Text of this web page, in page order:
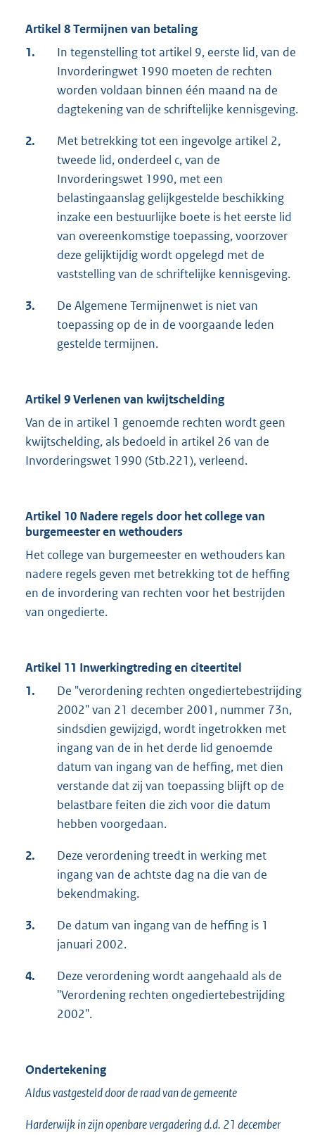
Artikel 8 Termijnen van betaling
1.
In tegenstelling tot artikel 9, eerste lid, van de
Invorderingwet 1990 moeten de rechten
worden voldaan binnen één maand na de
dagtekening van de schriftelijke kennisgeving.
2.
Met betrekking tot een ingevolge artikel 2,
tweede lid, onderdeel c, van de
Invorderingswet 1990, met een
belastingaanslag gelijkgestelde beschikking
inzake een bestuurlijke boete is het eerste lid
van overeenkomstige toepassing, voorzover
deze gelijktijdig wordt opgelegd met de
vaststelling van de schriftelijke kennisgeving.
3.
De Algemene Termijnenwet is niet van
toepassing op de in de voorgaande leden
gestelde termijnen.
Artikel 9 Verlenen van kwijtschelding
Van de in artikel 1 genoemde rechten wordt geen
kwijtschelding, als bedoeld in artikel 26 van de
Invorderingswet 1990 (Stb.221), verleend.
Artikel 10 Nadere regels door het college van
burgemeester en wethouders
Het college van burgemeester en wethouders kan
nadere regels geven met betrekking tot de heffing
en de invordering van rechten voor het bestrijden
van ongedierte.
Artikel 11 Inwerkingtreding en citeertitel
1.
De "verordening rechten ongediertebestrijding
2002" van 21 december 2001, nummer 73n,
sindsdien gewijzigd, wordt ingetrokken met
ingang van de in het derde lid genoemde
datum van ingang van de heffing, met dien
verstande dat zij van toepassing blijft op de
belastbare feiten die zich voor die datum
hebben voorgedaan.
2.
Deze verordening treedt in werking met
ingang van de achtste dag na die van de
bekendmaking.
3.
De datum van ingang van de heffing is 1
januari 2002.
4.
Deze verordening wordt aangehaald als de
"Verordening rechten ongediertebestrijding
2002".
Ondertekening
Aldus vastgesteld door de raad van de gemeente
Harderwijk in zijn openbare vergadering d.d. 21 december